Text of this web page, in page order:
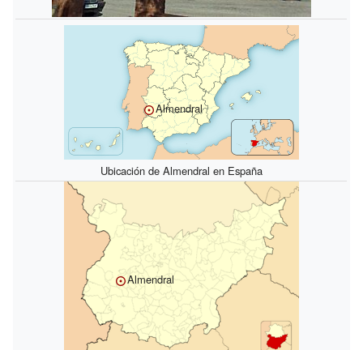
Almendral
Ubicación de Almendral en España
Almendral